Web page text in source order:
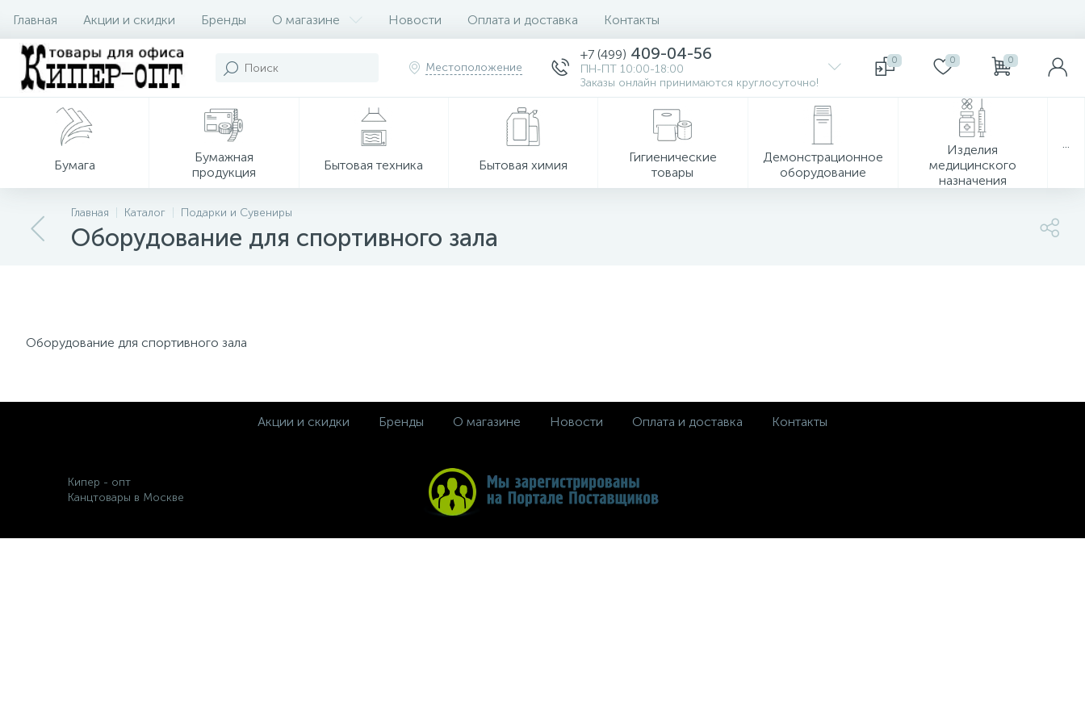
Главная Акции и скидки Бренды О магазине Новости Оплата и доставка Контакты
Местоположение
+7 (499) 409-04-56
ПН-ПТ 10:00-18:00
Заказы онлайн принимаются круглосуточно!
0 0 0
Бумага
Бумажная
продукция
Бытовая техника Бытовая химия
Гигиенические
товары
Демонстрационное
оборудование
Изделия
медицинского
назначения
Главная Каталог Подарки и Сувениры
Оборудование для спортивного зала
Оборудование для спортивного зала
Акции и скидки Бренды О магазине Новости Оплата и доставка Контакты
Кипер - опт
Канцтовары в Москве